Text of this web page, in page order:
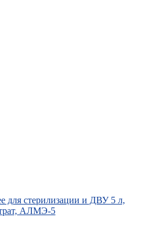
для стерилизации и ДВУ 5 л,
АЛМЭ-5